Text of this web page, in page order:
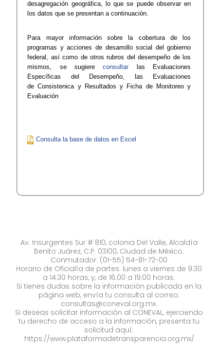
desagregación geográfica, lo que se puede observar en
los datos que se presentan a continuación.
Para mayor información sobre la cobertura de los
programas y acciones de desarrollo social del gobierno
federal, así como de otros rubros del desempeño de los
mismos, se sugiereconsultar
las Evaluaciones
Específicas del Desempeño, las Evaluaciones
de Consistenica y Resultados y Ficha de Monitoreo y
Evaluación
Consulta la base de datos en Excel
Av. Insurgentes Sur # 810, colonia Del Valle, Alcaldía
Benito Juárez, C.P. 03100, Ciudad de México.
Conmutador: (01-55) 54-81-72-00
Horario de Oficialía de partes: lunes a viernes de 9:30
a 14:30 horas, y, de 16:00 a 19:00 horas.
Si tienes dudas sobre la información publicada en la
página web, envía tu consulta al correo:
consultas@coneval.org.mx.
Si deseas solicitar información al CONEVAL, ejerciendo
tu derecho de acceso a la información, presenta tu
solicitud aquí:
https://www.plataformadetransparencia.org.mx/